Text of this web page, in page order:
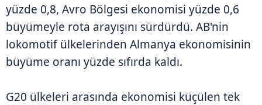
yüzde 0,8, Avro Bölgesi ekonomisi yüzde 0,6
büyümeyle rota arayışını sürdürdü. AB'nin
lokomotif ülkelerinden Almanya ekonomisinin
büyüme oranı yüzde sıfırda kaldı.
G20 ülkeleri arasında ekonomisi küçülen tek